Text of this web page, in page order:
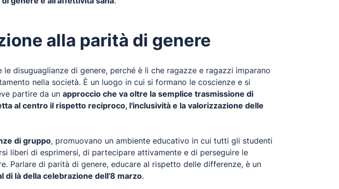
alla parità di genere
disuguaglianze di genere, perché è lì che ragazze e ragazzi imparano
nella società. È un luogo in cui si formano le coscienze e si
partire da un approccio che va oltre la semplice trasmissione di
al centro il rispetto reciproco, l'inclusività e la valorizzazione delle
di gruppo, promuovano un ambiente educativo in cui tutti gli studenti
liberi di esprimersi, di partecipare attivamente e di perseguire le
Parlare di parità di genere, educare al rispetto delle differenze, è un
di là della celebrazione dell'8 marzo.